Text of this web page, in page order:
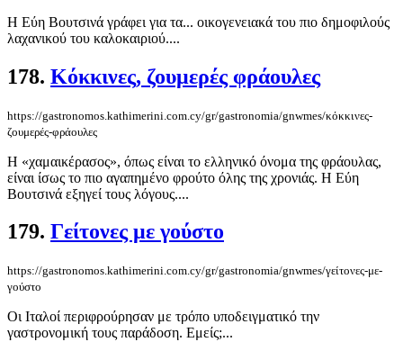
Η Εύη Βουτσινά γράφει για τα... οικογενειακά του πιο δημοφιλούς
λαχανικού του καλοκαιριού....
178. Κόκκινες, ζουμερές φράουλες
https://gastronomos.kathimerini.com.cy/gr/gastronomia/gnwmes/κόκκινες-
ζουμερές-φράουλες
Η «χαμαικέρασος», όπως είναι το ελληνικό όνομα της φράουλας,
είναι ίσως το πιο αγαπημένο φρούτο όλης της χρονιάς. Η Εύη
Βουτσινά εξηγεί τους λόγους....
179. Γείτονες με γούστο
https://gastronomos.kathimerini.com.cy/gr/gastronomia/gnwmes/γείτονες-με-
γούστο
Οι Ιταλοί περιφρούρησαν με τρόπο υποδειγματικό την
γαστρονομική τους παράδοση. Εμείς;...